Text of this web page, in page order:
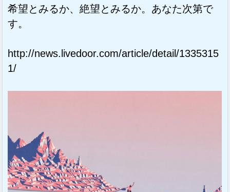
希望とみるか、絶望とみるか。あなた次第で
す。
http://news.livedoor.com/article/detail/1335315
1/